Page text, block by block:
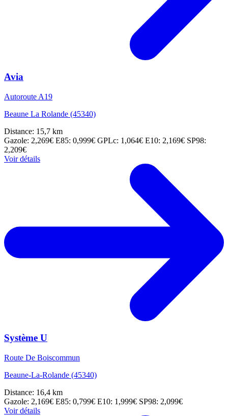
Avia
Autoroute A19
Beaune La Rolande (45340)
Distance: 15,7 km
Gazole: 2,269€ E85: 0,999€ GPLc: 1,064€ E10: 2,169€ SP98:
2,209€
Voir détails
Système U
Route De Boiscommun
Beaune-La-Rolande (45340)
Distance: 16,4 km
Gazole: 2,169€ E85: 0,799€ E10: 1,999€ SP98: 2,099€
Voir détails